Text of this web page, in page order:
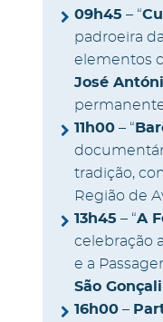
09h45 – “
padroeira
elementos
José
permanente
11h00 – “
tradição,
Região de
13h45 – “A
celebração
e a
São
16h00 –